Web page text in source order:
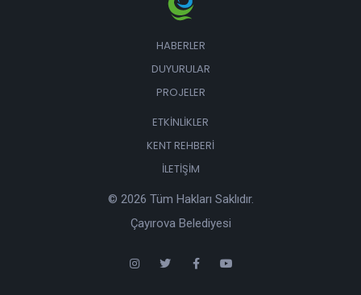
HABERLER
DUYURULAR
PROJELER
ETKINLIKLER
KENT REHBERI
İLETIŞIM
© 2026 Tüm Hakları Saklıdır.
Çayırova Belediyesi